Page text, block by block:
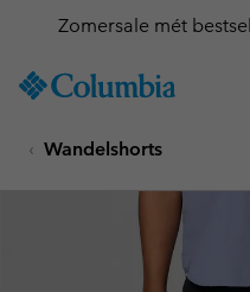
TO
SKIP
Zomersale mét
Wandelshorts